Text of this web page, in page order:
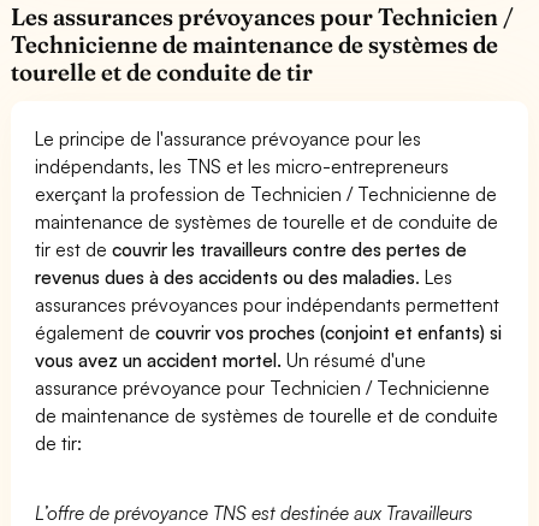
Les assurances prévoyances pour Technicien /
Technicienne de maintenance de systèmes de
tourelle et de conduite de tir
Le principe de l'assurance prévoyance pour les
indépendants, les TNS et les micro-entrepreneurs
exerçant la profession de Technicien / Technicienne de
maintenance de systèmes de tourelle et de conduite de
tir est decouvrir les travailleurs contre des pertes de
revenus dues à des accidents ou des maladies. Les
assurances prévoyances pour indépendants permettent
également decouvrir vos proches (conjoint et enfants) si
vous avez un accident mortel. Un résumé d'une
assurance prévoyance pour Technicien / Technicienne
de maintenance de systèmes de tourelle et de conduite
de tir:
L’offre de prévoyance TNS est destinée aux Travailleurs